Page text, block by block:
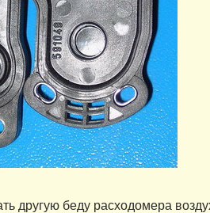
другую беду расходомера